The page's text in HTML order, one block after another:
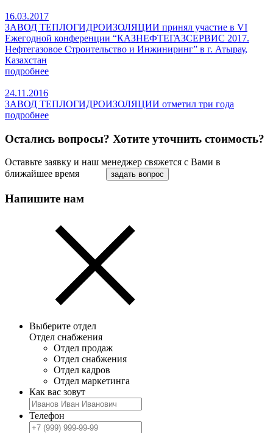
16.03.2017
ЗАВОД ТЕПЛОГИДРОИЗОЛЯЦИИ принял участие в VI
Ежегодной конференции “КАЗНЕФТЕГАЗСЕРВИС 2017.
Нефтегазовое Строительство и Инжиниринг” в г. Атырау,
Казахстан
подробнее
24.11.2016
ЗАВОД ТЕПЛОГИДРОИЗОЛЯЦИИ отметил три года
подробнее
Остались вопросы? Хотите уточнить стоимость?
Оставьте заявку и наш менеджер свяжется с Вами в
ближайшее время
задать вопрос
Напишите нам
Выберите отдел
Отдел снабжения
Отдел продаж
Отдел снабжения
Отдел кадров
Отдел маркетинга
Как вас зовут
Телефон